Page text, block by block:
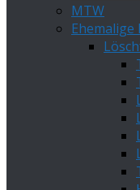
MTW
Ehemalige